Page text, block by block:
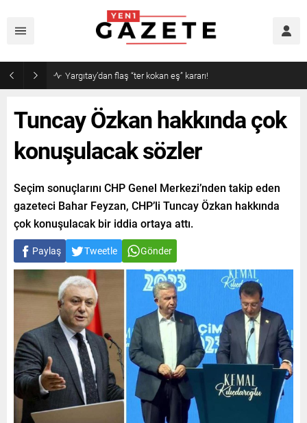
Narin cinayetinde amcadan olay mektup!
Tuncay Özkan hakkında çok
konuşulacak sözler
Seçim sonuçlarını CHP Genel Merkezi’nden takip eden
gazeteci Bahar Feyzan, CHP’li Tuncay Özkan hakkında
çok konuşulacak bir iddia ortaya attı.
Paylaş Tweetle Gönder